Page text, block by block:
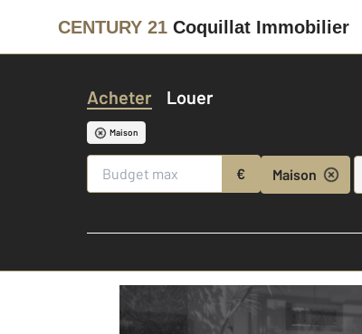
CENTURY 21 Coquillat Immobilier
Acheter Louer
Maison
€ Maison